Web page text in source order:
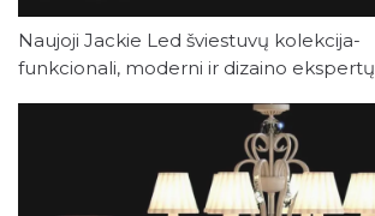
Naujoji Jackie Led šviestuvų kolekcija-
funkcionali, moderni ir dizaino ekspertų